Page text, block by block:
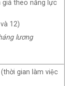
giá theo năng lực
12)
lương
gian làm việc